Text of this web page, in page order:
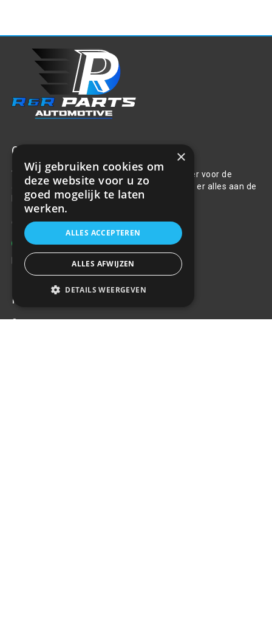
Over ons
Welkom bij R&R Parts Automotive, uw partner voor de
aanschaf van alle auto accessoires. Wij doen er alles aan de
beste selectie, service & prijs te bieden.
Contact
+31(0)85 486 83 17
info@rrparts.nl
Klantenservice
Over ons
×
Wij gebruiken cookies om
deze website voor u zo
goed mogelijk te laten
werken.
ALLES ACCEPTEREN
ALLES AFWIJZEN
DETAILS WEERGEVEN